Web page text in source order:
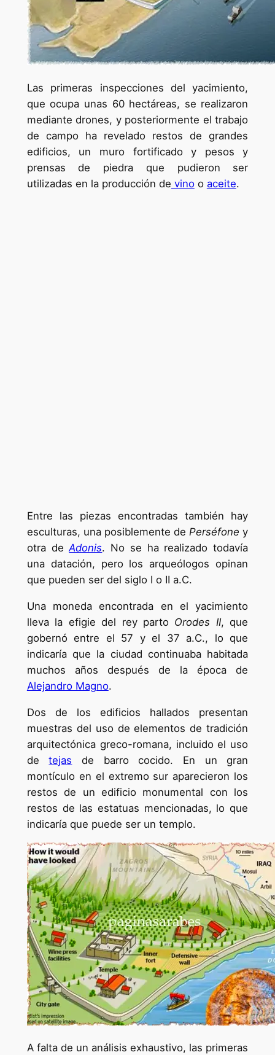
Las primeras inspecciones del yacimiento,
que ocupa unas 60 hectáreas, se realizaron
mediante drones, y posteriormente el trabajo
de campo ha revelado restos de grandes
edificios, un muro fortificado y pesos y
prensas de piedra que pudieron ser
utilizadas en la producción de vinoo aceite.
Entre las piezas encontradas también hay
esculturas, una posiblemente dePerséfone y
otra deAdonis. No se ha realizado todavía
una datación, pero los arqueólogos opinan
que pueden ser del siglo I o II a.C.
Una moneda encontrada en el yacimiento
lleva la efigie del rey parto Orodes II, que
gobernó entre el 57 y el 37 a.C., lo que
indicaría que la ciudad continuaba habitada
muchos años después de la época de
Alejandro Magno.
Dos de los edificios hallados presentan
muestras del uso de elementos de tradición
arquitectónica greco-romana, incluido el uso
detejas de barro cocido. En un gran
montículo en el extremo sur aparecieron los
restos de un edificio monumental con los
restos de las estatuas mencionadas, lo que
indicaría que puede ser un templo.
A falta de un análisis exhaustivo, las primeras